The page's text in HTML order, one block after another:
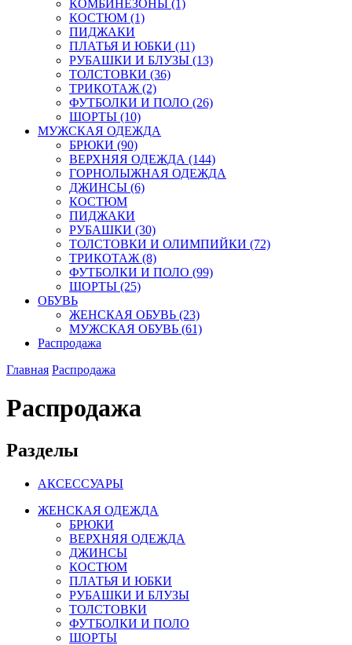
КОМБИНЕЗОНЫ (1)
КОСТЮМ (1)
ПИДЖАКИ
ПЛАТЬЯ И ЮБКИ (11)
РУБАШКИ И БЛУЗЫ (13)
ТОЛСТОВКИ (36)
ТРИКОТАЖ (2)
ФУТБОЛКИ И ПОЛО (26)
ШОРТЫ (10)
МУЖСКАЯ ОДЕЖДА
БРЮКИ (90)
ВЕРХНЯЯ ОДЕЖДА (144)
ГОРНОЛЫЖНАЯ ОДЕЖДА
ДЖИНСЫ (6)
КОСТЮМ
ПИДЖАКИ
РУБАШКИ (30)
ТОЛСТОВКИ И ОЛИМПИЙКИ (72)
ТРИКОТАЖ (8)
ФУТБОЛКИ И ПОЛО (99)
ШОРТЫ (25)
ОБУВЬ
ЖЕНСКАЯ ОБУВЬ (23)
МУЖСКАЯ ОБУВЬ (61)
Распродажа
Главная Распродажа
Распродажа
Разделы
АКСЕССУАРЫ
ЖЕНСКАЯ ОДЕЖДА
БРЮКИ
ВЕРХНЯЯ ОДЕЖДА
ДЖИНСЫ
КОСТЮМ
ПЛАТЬЯ И ЮБКИ
РУБАШКИ И БЛУЗЫ
ТОЛСТОВКИ
ФУТБОЛКИ И ПОЛО
ШОРТЫ